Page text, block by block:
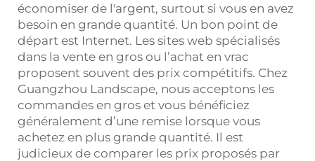
économiser de l'argent, surtout si vous en avez
besoin en grande quantité. Un bon point de
départ est Internet. Les sites web spécialisés
dans la vente en gros ou l’achat en vrac
proposent souvent des prix compétitifs. Chez
Guangzhou Landscape, nous acceptons les
commandes en gros et vous bénéficiez
généralement d’une remise lorsque vous
achetez en plus grande quantité. Il est
judicieux de comparer les prix proposés par